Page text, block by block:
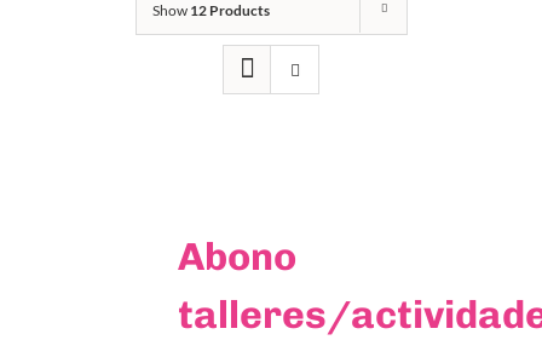
Show 12 Products
Abono
talleres/